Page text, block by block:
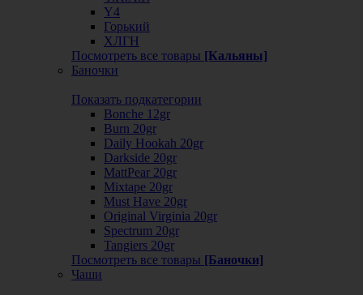
Y4
Горький
ХЛГН
Посмотреть все товары [Кальяны]
Баночки
Показать подкатегории
Bonche 12gr
Burn 20gr
Daily Hookah 20gr
Darkside 20gr
MattPear 20gr
Mixtape 20gr
Must Have 20gr
Original Virginia 20gr
Spectrum 20gr
Tangiers 20gr
Посмотреть все товары [Баночки]
Чаши